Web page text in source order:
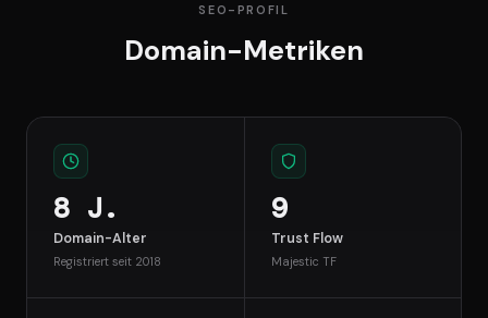
SEO-PROFIL
Domain-Metriken
8 J.
Domain-Alter
Registriert seit 2018
9
Trust Flow
Majestic TF